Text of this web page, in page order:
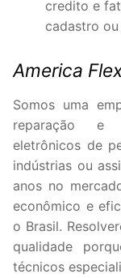
credito e
cadastro
America
Somos uma
reparação e
eletrônicos de
indústrias ou
anos no
econômico e
o Brasil.
qualidade
técnicos